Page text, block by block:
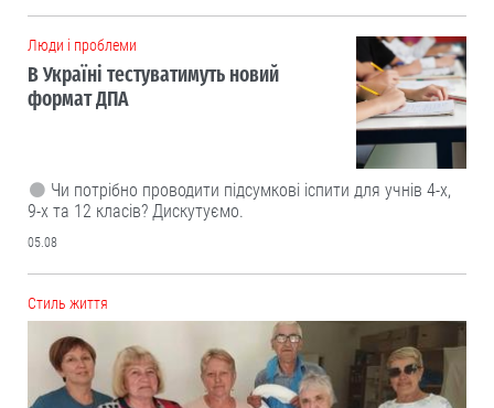
Люди і проблеми
В Україні тестуватимуть новий
формат ДПА
Чи потрібно проводити підсумкові іспити для учнів 4-х,
9-х та 12 класів? Дискутуємо.
05.08
Cтиль життя